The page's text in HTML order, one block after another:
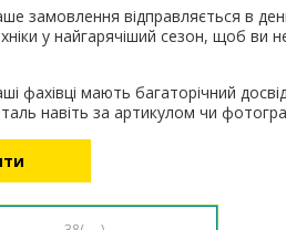
замовлення відправляється в
у найгарячіший сезон, щоб ви
фахівці мають багаторічний
навіть за артикулом чи